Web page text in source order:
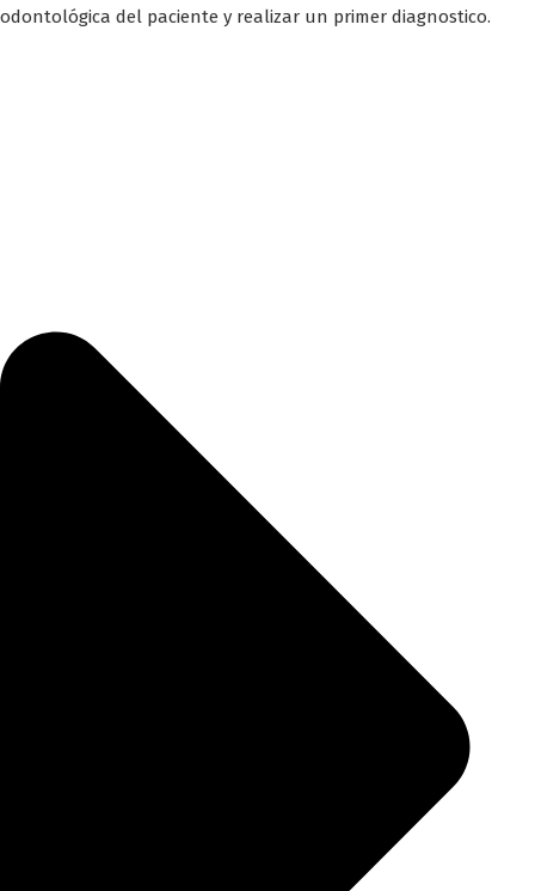
odontológica del paciente y realizar un primer diagnostico.